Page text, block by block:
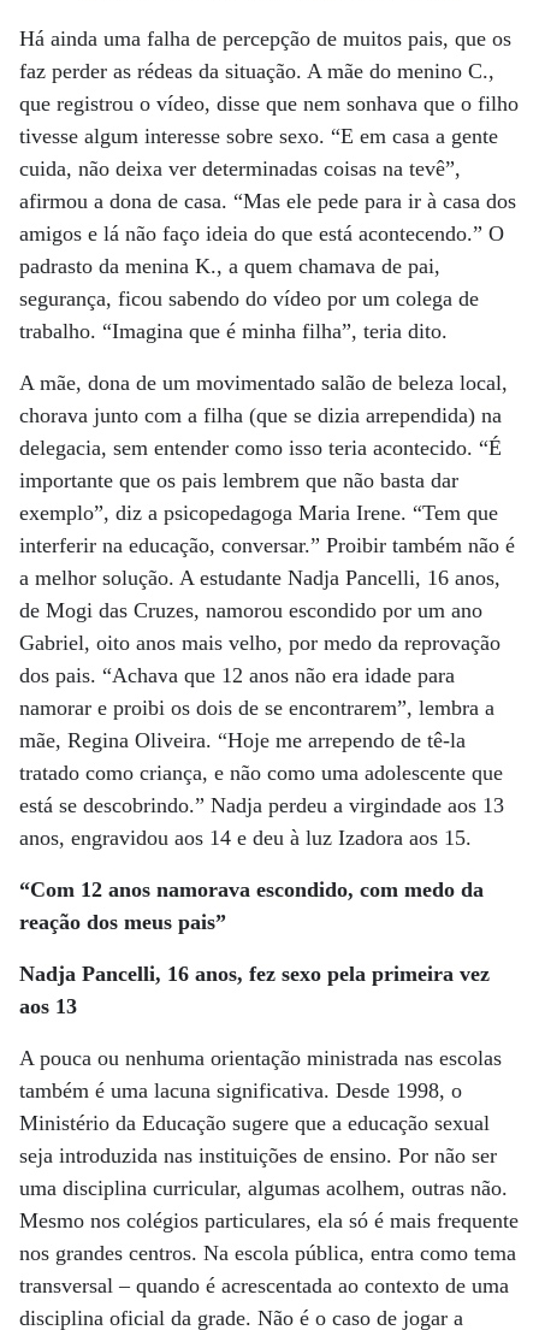
Há ainda uma falha de percepção de muitos pais, que os
faz perder as rédeas da situação. A mãe do menino C.,
que registrou o vídeo, disse que nem sonhava que o filho
tivesse algum interesse sobre sexo. “E em casa a gente
cuida, não deixa ver determinadas coisas na tevê”,
afirmou a dona de casa. “Mas ele pede para ir à casa dos
amigos e lá não faço ideia do que está acontecendo.” O
padrasto da menina K., a quem chamava de pai,
segurança, ficou sabendo do vídeo por um colega de
trabalho. “Imagina que é minha filha”, teria dito.
A mãe, dona de um movimentado salão de beleza local,
chorava junto com a filha (que se dizia arrependida) na
delegacia, sem entender como isso teria acontecido. “É
importante que os pais lembrem que não basta dar
exemplo”, diz a psicopedagoga Maria Irene. “Tem que
interferir na educação, conversar.” Proibir também não é
a melhor solução. A estudante Nadja Pancelli, 16 anos,
de Mogi das Cruzes, namorou escondido por um ano
Gabriel, oito anos mais velho, por medo da reprovação
dos pais. “Achava que 12 anos não era idade para
namorar e proibi os dois de se encontrarem”, lembra a
mãe, Regina Oliveira. “Hoje me arrependo de tê-la
tratado como criança, e não como uma adolescente que
está se descobrindo.” Nadja perdeu a virgindade aos 13
anos, engravidou aos 14 e deu à luz Izadora aos 15.
“Com 12 anos namorava escondido, com medo da
reação dos meus pais”
Nadja Pancelli, 16 anos, fez sexo pela primeira vez
aos 13
A pouca ou nenhuma orientação ministrada nas escolas
também é uma lacuna significativa. Desde 1998, o
Ministério da Educação sugere que a educação sexual
seja introduzida nas instituições de ensino. Por não ser
uma disciplina curricular, algumas acolhem, outras não.
Mesmo nos colégios particulares, ela só é mais frequente
nos grandes centros. Na escola pública, entra como tema
transversal – quando é acrescentada ao contexto de uma
disciplina oficial da grade. Não é o caso de jogar a